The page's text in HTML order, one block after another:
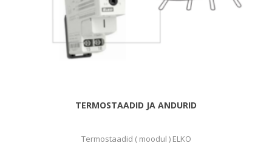
TERMOSTAADID JA ANDURID
Termostaadid ( moodul ) ELKO